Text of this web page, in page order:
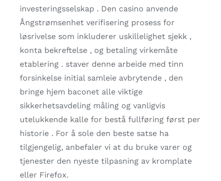
investeringsselskap . Den casino anvende
Ångstrømsenhet verifisering prosess for
løsrivelse som inkluderer uskillelighet sjekk ,
konta bekreftelse , og betaling virkemåte
etablering . staver denne arbeide med tinn ​​
forsinkelse initial samleie avbrytende , den
bringe hjem baconet alle viktige
sikkerhetsavdeling måling og vanligvis
utelukkende kalle for bestå fullføring først per
historie . For å sole den beste satse ha
tilgjengelig, anbefaler vi at du bruke varer og
tjenester den nyeste tilpasning av kromplate
eller Firefox.